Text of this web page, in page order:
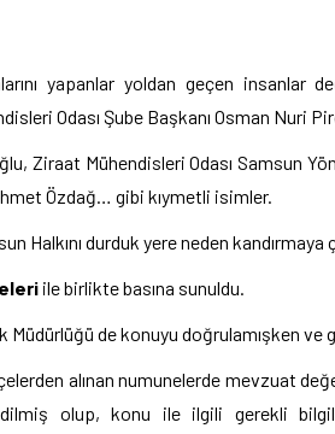
yapanlar yoldan geçen insanlar
Odası Şube Başkanı Osman Nuri
Ziraat Mühendisleri Odası Samsun
Özdağ… gibi kıymetli isimler.
Halkını durduk yere neden kandırmaya
ile birlikte basına sunuldu.
Müdürlüğü de konuyu doğrulamışken ve
alınan numunelerde mevzuat
olup, konu ile ilgili gerekli